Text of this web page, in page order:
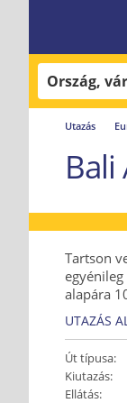
Utazás
Bali
Tartson
alapára
UTAZÁS
Út típusa:
Kiutazás:
Ellátás: